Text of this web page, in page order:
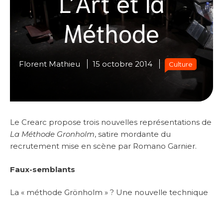
Méthode
Florent Mathieu 15 octobre 2014 Culture
Le Crearc propose trois nouvelles représentations de
La Méthode Gronholm, satire mordante du
recrutement mise en scène par Romano Garnier.
Faux-semblants
La « méthode Grönholm » ? Une nouvelle technique